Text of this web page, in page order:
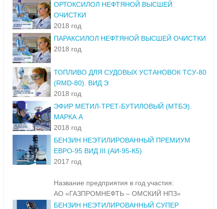
ОРТОКСИЛОЛ НЕФТЯНОЙ ВЫСШЕЙ
ОЧИСТКИ
2018 год
ПАРАКСИЛОЛ НЕФТЯНОЙ ВЫСШЕЙ ОЧИСТКИ
2018 год
ТОПЛИВО ДЛЯ СУДОВЫХ УСТАНОВОК ТСУ-80
(RMD-80). ВИД Э
2018 год
ЭФИР МЕТИЛ-ТРЕТ-БУТИЛОВЫЙ (МТБЭ).
МАРКА А
2018 год
БЕНЗИН НЕЭТИЛИРОВАННЫЙ ПРЕМИУМ
ЕВРО-95 ВИД III (АИ-95-К5)
2017 год
Название предприятия в год участия:
АО «ГАЗПРОМНЕФТЬ – ОМСКИЙ НПЗ»
БЕНЗИН НЕЭТИЛИРОВАННЫЙ СУПЕР